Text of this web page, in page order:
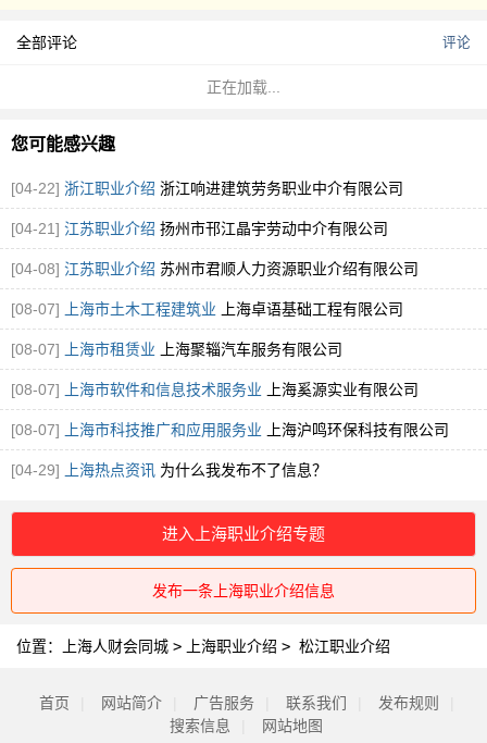
全部评论 评论
正在加载...
您可能感兴趣
[04-22] 浙江职业介绍 浙江响进建筑劳务职业中介有限公司
[04-21] 江苏职业介绍 扬州市邗江晶宇劳动中介有限公司
[04-08] 江苏职业介绍 苏州市君顺人力资源职业介绍有限公司
[08-07] 上海市土木工程建筑业 上海卓语基础工程有限公司
[08-07] 上海市租赁业 上海聚辎汽车服务有限公司
[08-07] 上海市软件和信息技术服务业 上海奚源实业有限公司
[08-07] 上海市科技推广和应用服务业 上海沪鸣环保科技有限公司
[04-29] 上海热点资讯 为什么我发布不了信息？
进入上海职业介绍专题
发布一条上海职业介绍信息
位置： 上海人财会同城 > 上海职业介绍 > 松江职业介绍
首页 网站简介 广告服务 联系我们 发布规则
搜索信息
网站地图